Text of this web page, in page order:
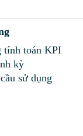
tính toán KPI
kỳ
sử dụng